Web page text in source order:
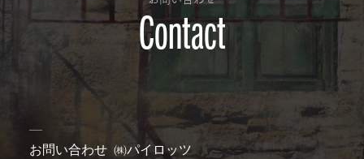
Contact
お問い合わせ ㈱パイロッツ